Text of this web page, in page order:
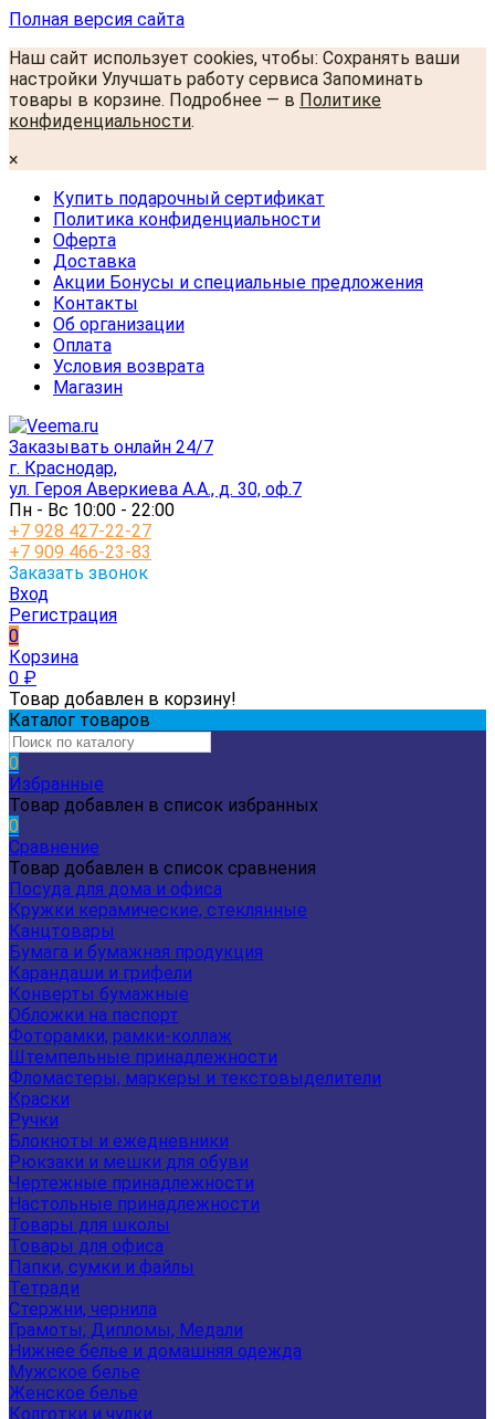
Полная версия сайта
Наш сайт использует cookies, чтобы: Сохранять ваши
настройки Улучшать работу сервиса Запоминать
товары в корзине. Подробнее — в Политике
конфиденциальности.
×
Купить подарочный сертификат
Политика конфиденциальности
Оферта
Доставка
Акции Бонусы и специальные предложения
Контакты
Об организации
Оплата
Условия возврата
Магазин
Заказывать онлайн 24/7
г. Краснодар,
ул. Героя Аверкиева А.А., д. 30, оф.7
Пн - Вс 10:00 - 22:00
+7 928 427-22-27
+7 909 466-23-83
Заказать звонок
Вход
Регистрация
0
Корзина
0 ₽
Товар добавлен в корзину!
Каталог товаров
0
Избранные
Товар добавлен в список избранных
0
Сравнение
Товар добавлен в список сравнения
Посуда для дома и офиса
Кружки керамические, стеклянные
Канцтовары
Бумага и бумажная продукция
Карандаши и грифели
Конверты бумажные
Обложки на паспорт
Фоторамки, рамки-коллаж
Штемпельные принадлежности
Фломастеры, маркеры и текстовыделители
Краски
Ручки
Блокноты и ежедневники
Рюкзаки и мешки для обуви
Чертежные принадлежности
Настольные принадлежности
Товары для школы
Товары для офиса
Папки, сумки и файлы
Тетради
Стержни, чернила
Грамоты, Дипломы, Медали
Нижнее белье и домашняя одежда
Мужское белье
Женское белье
Колготки и чулки